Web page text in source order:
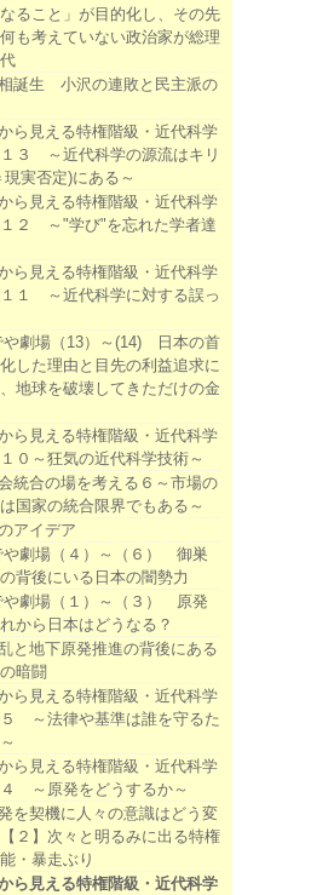
なること」が目的化し、その先
も考えていない政治家が総理
誕生 小沢の連敗と民主派の
ら見える特権階級・近代科学
３ ～近代科学の源流はキリ
現実否定)にある～
ら見える特権階級・近代科学
２ ～"学び"を忘れた学者達
ら見える特権階級・近代科学
１ ～近代科学に対する誤っ
や劇場（13）～(14) 日本の首
した理由と目先の利益追求に
地球を破壊してきただけの金
ら見える特権階級・近代科学
０～狂気の近代科学技術～
統合の場を考える６～市場の
国家の統合限界でもある～
アイデア
や劇場（４）～（６） 御巣
背後にいる日本の闇勢力
や劇場（１）～（３） 原発
から日本はどうなる？
と地下原発推進の背後にある
暗闘
ら見える特権階級・近代科学
～法律や基準は誰を守るた
ら見える特権階級・近代科学
～原発をどうするか～
を契機に人々の意識はどう変
２】次々と明るみに出る特権
・暴走ぶり
ら見える特権階級・近代科学